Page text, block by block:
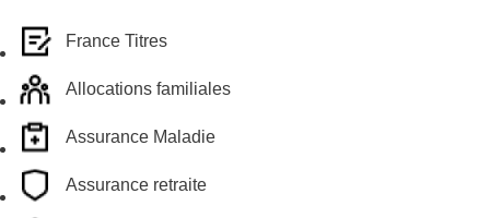
France Titres
Allocations familiales
Assurance Maladie
Assurance retraite